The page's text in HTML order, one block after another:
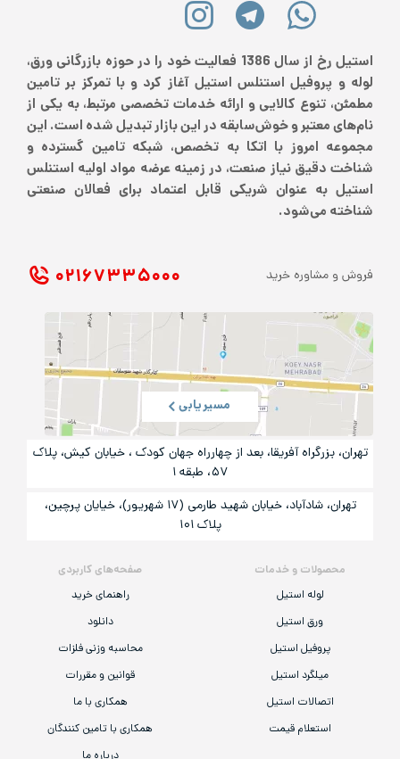
استیل رخ از سال 1386 فعالیت خود را در حوزه بازرگانی ورق،
لوله و پروفیل استنلس استیل آغاز کرد و با تمرکز بر تامین
مطمئن، تنوع کالایی و ارائه خدمات تخصصی مرتبط، به یکی از
نام‌های معتبر و خوش‌سابقه در این بازار تبدیل شده است. این
مجموعه امروز با اتکا به تخصص، شبکه تامین گسترده و
شناخت دقیق نیاز صنعت، در زمینه عرضه مواد اولیه استنلس
استیل به عنوان شریکی قابل اعتماد برای فعالان صنعتی
شناخته می‌شود.
محصولات و خدمات
لوله استیل
ورق استیل
پروفیل استیل
میلگرد استیل
اتصالات استیل
استعلام قیمت
صفحه‌های کاربردی
راهنمای خرید
دانلود
محاسبه وزنی فلزات
قوانین و مقررات
همکاری با ما
همکاری با تامین کنندگان
فروش و مشاوره خرید ۰۲۱ ۶۷۳۳۵۰۰۰
مسیریابی
تهران، بزرگراه آفریقا، بعد از چهارراه جهان کودک ، خیابان کیش، پلاک
۵۷، طبقه ۱
تهران، شادآباد، خیابان شهید طارمی (۱۷ شهریور)، خیایان پرچین،
پلاک ۱۰۱